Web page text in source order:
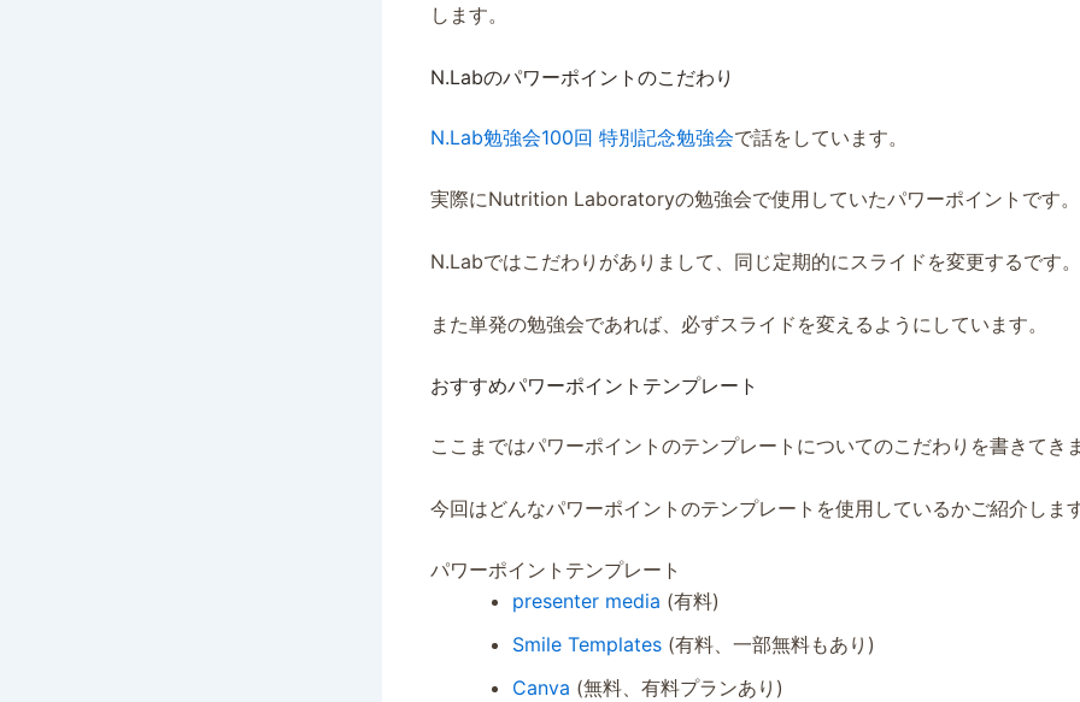
します。
N.Labのパワーポイントのこだわり
N.Lab勉強会100回 特別記念勉強会で話をしています。
実際にNutrition Laboratoryの勉強会で使用していたパワーポイントです。
N.Labではこだわりがありまして、同じ定期的にスライドを変更するです。
また単発の勉強会であれば、必ずスライドを変えるようにしています。
おすすめパワーポイントテンプレート
ここまではパワーポイントのテンプレートについてのこだわりを書きてき
今回はどんなパワーポイントのテンプレートを使用しているかご紹介します
パワーポイントテンプレート
presenter media (有料)
Smile Templates (有料、一部無料もあり)
Canva (無料、有料プランあり)